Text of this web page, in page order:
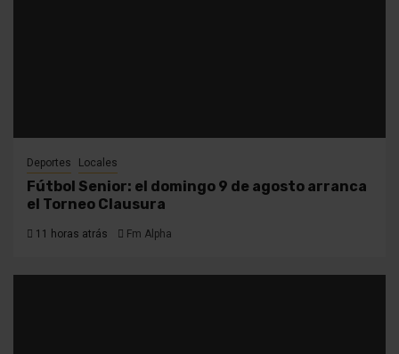
Deportes Locales
Fútbol Senior: el domingo 9 de agosto arranca
el Torneo Clausura
11 horas atrás Fm Alpha